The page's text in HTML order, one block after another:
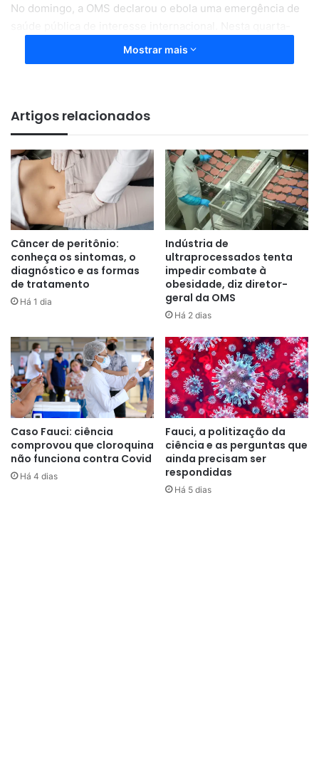
No domingo, a OMS declarou o ebola uma emergência de
feira (20), a organização avaliou que o risco de
disseminação do ebola é considerado alto dentro do
mortes causadas pela variante
A taxa média de letalidade da doença é de cerca de 50%.
Em surtos anteriores, as taxas de letalidade variaram de
25% a 90%.
Mostrar mais
Artigos relacionados
Câncer de peritônio:
conheça os sintomas, o
diagnóstico e as formas
de tratamento
Há 1 dia
Indústria de
ultraprocessados tenta
impedir combate à
obesidade, diz diretor-
geral da OMS
Há 2 dias
Caso Fauci: ciência
comprovou que cloroquina
não funciona contra Covid
Há 4 dias
Fauci, a politização da
ciência e as perguntas que
ainda precisam ser
respondidas
Há 5 dias